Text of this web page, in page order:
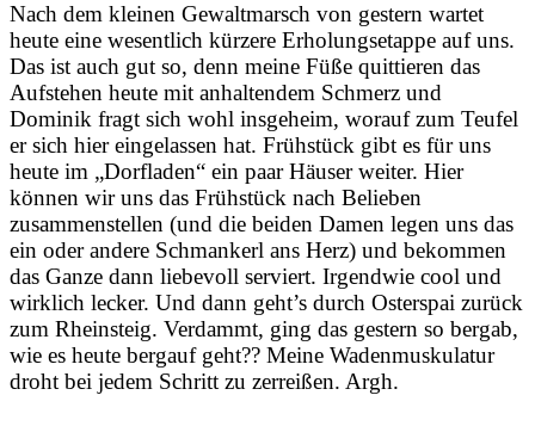
Nach dem kleinen Gewaltmarsch von gestern wartet
heute eine wesentlich kürzere Erholungsetappe auf uns.
Das ist auch gut so, denn meine Füße quittieren das
Aufstehen heute mit anhaltendem Schmerz und
Dominik fragt sich wohl insgeheim, worauf zum Teufel
er sich hier eingelassen hat. Frühstück gibt es für uns
heute im „Dorfladen“ ein paar Häuser weiter. Hier
können wir uns das Frühstück nach Belieben
zusammenstellen (und die beiden Damen legen uns das
ein oder andere Schmankerl ans Herz) und bekommen
das Ganze dann liebevoll serviert. Irgendwie cool und
wirklich lecker. Und dann geht’s durch Osterspai zurück
zum Rheinsteig. Verdammt, ging das gestern so bergab,
wie es heute bergauf geht?? Meine Wadenmuskulatur
droht bei jedem Schritt zu zerreißen. Argh.